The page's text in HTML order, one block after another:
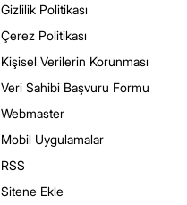
Gizlilik Politikası
Çerez Politikası
Kişisel Verilerin Korunması
Veri Sahibi Başvuru Formu
Webmaster
Mobil Uygulamalar
RSS
Sitene Ekle